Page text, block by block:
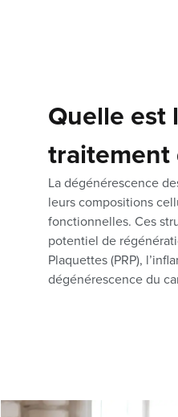
Quelle est
traitement
La dégénérescence
leurs compositions
fonctionnelles. Ces
potentiel de
Plaquettes (PRP),
dégénérescence du